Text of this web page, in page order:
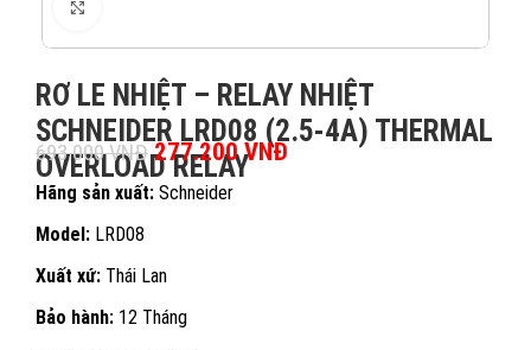
RƠ LE NHIỆT – RELAY NHIỆT
SCHNEIDER LRD08 (2.5-4A) THERMAL
OVERLOAD RELAY
693.000VNĐ Giá gốc là: 693.000 VNĐ.
277.200VNĐ Giá hiện tại là:
Hãng sản xuất: Schneider
Model: LRD08
Xuất xứ: Thái Lan
Bảo hành: 12 Tháng